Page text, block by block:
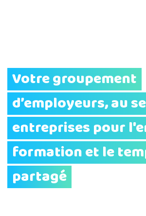
Votre groupement
d’employeurs, au
entreprises pour
formation et le
partagé